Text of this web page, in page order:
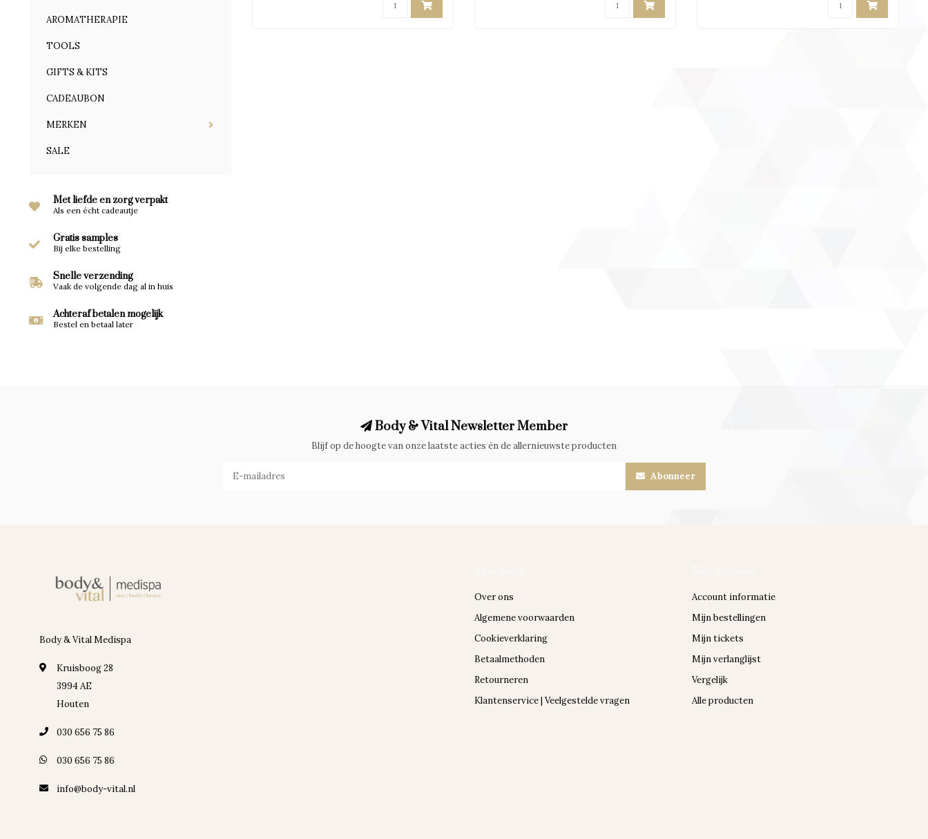
AROMATHERAPIE
TOOLS
GIFTS & KITS
CADEAUBON
MERKEN
SALE
Met liefde en zorg verpakt
Als een écht cadeautje
Gratis samples
Bij elke bestelling
Snelle verzending
Vaak de volgende dag al in huis
Achteraf betalen mogelijk
Bestel en betaal later
Body & Vital Newsletter Member
Blijf op de hoogte van onze laatste acties én de allernieuwste producten
Abonneer
Body & Vital Medispa
Kruisboog 28
3994 AE
Houten
030 656 75 86
030 656 75 86
info@body-vital.nl
Over ons
Algemene voorwaarden
Cookieverklaring
Betaalmethoden
Retourneren
Klantenservice | Veelgestelde vragen
Account informatie
Mijn bestellingen
Mijn tickets
Mijn verlanglijst
Vergelijk
Alle producten